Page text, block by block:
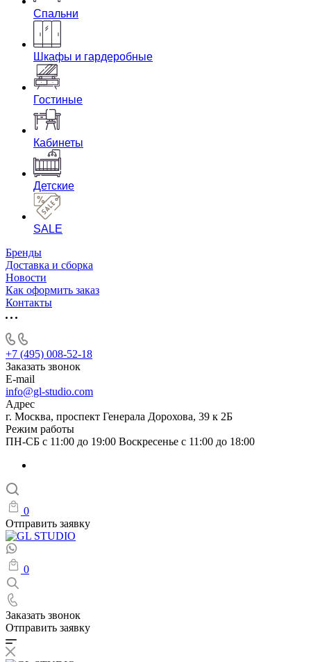
Спальни
Шкафы и гардеробные
Гостиные
Кабинеты
Детские
SALE
Бренды
Доставка и сборка
Новости
Как оформить заказ
Контакты
+7 (495) 008-52-18
Заказать звонок
E-mail
info@gl-studio.com
Адрес
г. Москва, проспект Генерала Дорохова, 39 к 2Б
Режим работы
ПН-СБ с 11:00 до 19:00 Воскресенье с 11:00 до 18:00
0
Отправить заявку
0
Заказать звонок
Отправить заявку